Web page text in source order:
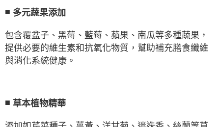
■ 多元蔬果添加
包含覆盆子、黑莓、藍莓、蘋果、南瓜等多種蔬果，
提供必要的維生素和抗氧化物質，幫助補充膳食纖維
與消化系統健康。
■ 草本植物精華